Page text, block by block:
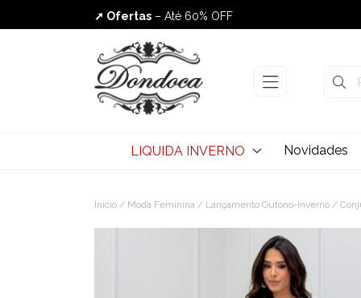
➚ Ofertas – Até 60% OFF
Envio Rápido
LIQUIDA INVERNO Novidades
Início / Moda Feminina / Lançamento Outono-Inverno /